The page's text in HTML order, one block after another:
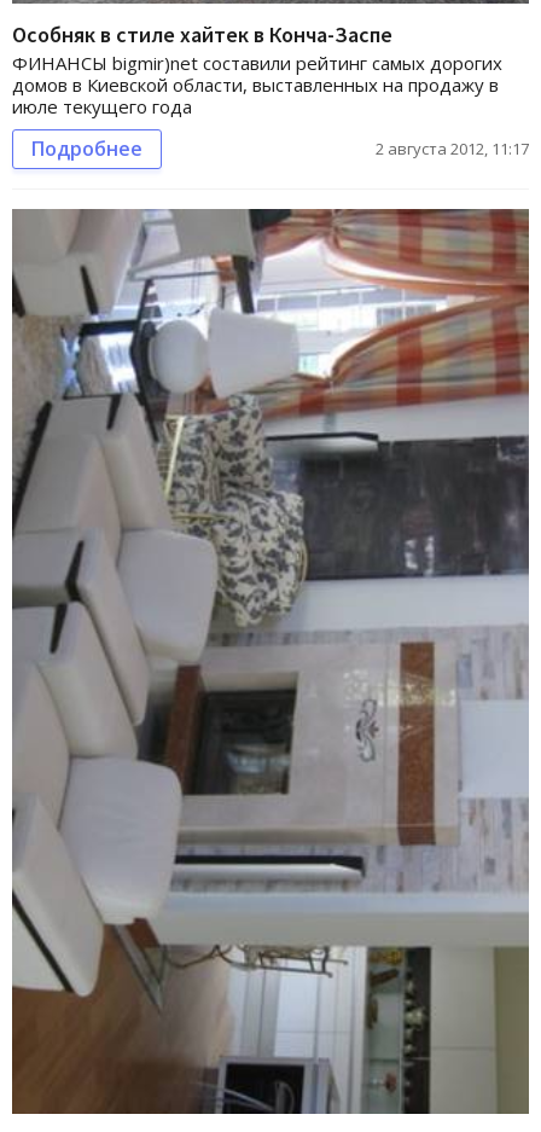
Особняк в стиле хайтек в Конча-Заспе
ФИНАНСЫ bigmir)net составили рейтинг самых дорогих
домов в Киевской области, выставленных на продажу в
июле текущего года
Подробнее 2 августа 2012, 11:17